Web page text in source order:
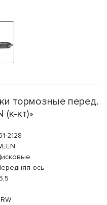
тормозные перед.
(к-кт)»
2128
ось